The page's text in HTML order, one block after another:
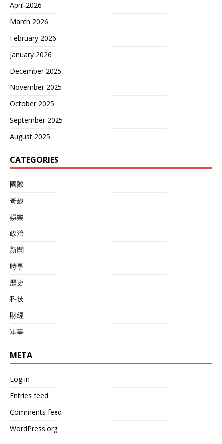
April 2026
March 2026
February 2026
January 2026
December 2025
November 2025
October 2025
September 2025
August 2025
CATEGORIES
國際
奇趣
娛樂
政治
新聞
時事
歷史
科技
財經
軍事
META
Log in
Entries feed
Comments feed
WordPress.org